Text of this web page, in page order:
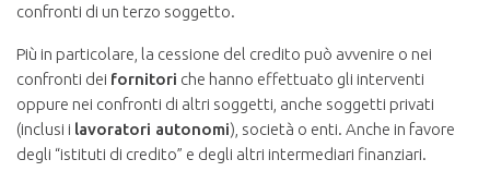
confronti di un terzo soggetto.
Più in particolare, la cessione del credito può avvenire o nei
confronti dei fornitori che hanno effettuato gli interventi
oppure nei confronti di altri soggetti, anche soggetti privati
(inclusi i lavoratori autonomi), società o enti. Anche in favore
degli “istituti di credito” e degli altri intermediari finanziari.